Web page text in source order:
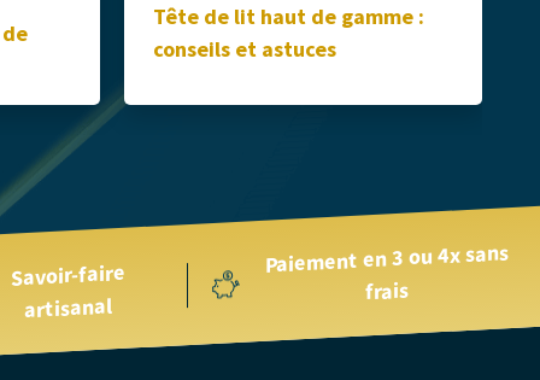
Tête de lit haut de gamme :
conseils et astuces
Savoir-faire
artisanal
Paiement en 3 ou 4x sans
frais